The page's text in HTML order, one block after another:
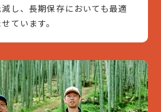
し、長期保存においても最適
ています。